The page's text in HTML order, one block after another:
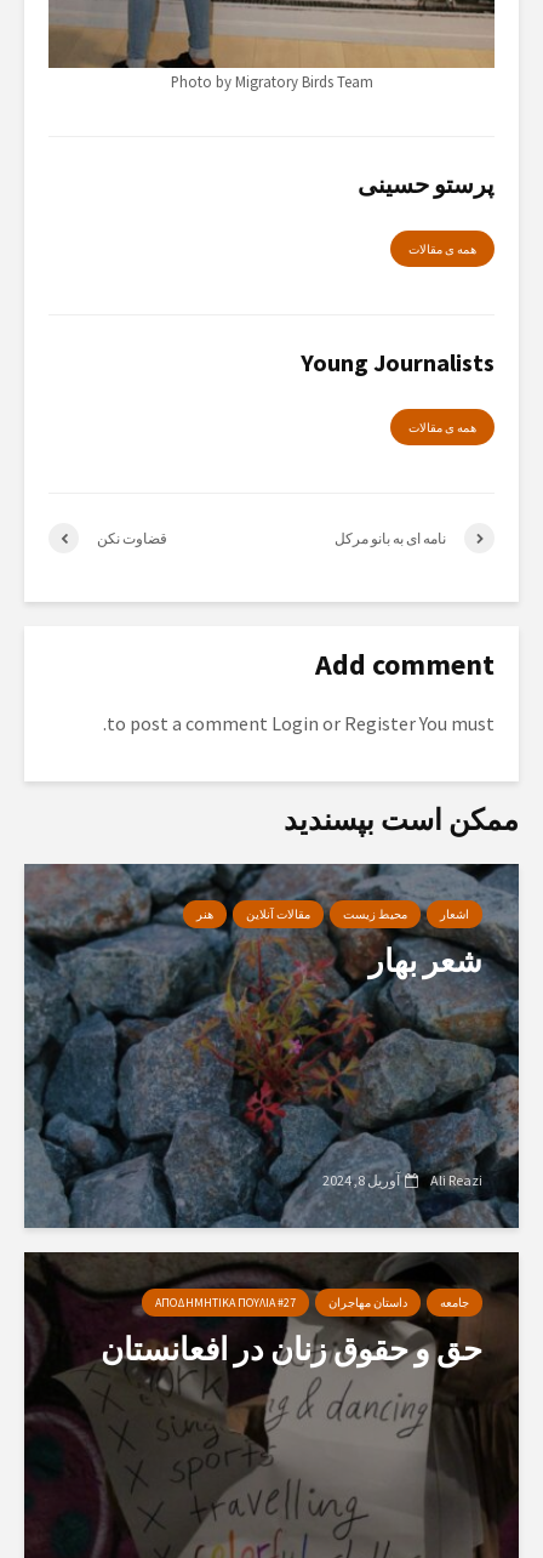
Photo by Migratory Birds Team
پرستو حسینی
همە ی مقالات
Young Journalists
همە ی مقالات
قضاوت نکن نامه ای به بانو مرکل
Add comment
You must
Register
Login
ممکن است بپسندید
اشعار محیط زیست مقالات آنلاین هنر
شعر بهار
Ali Reazi آوریل 8, 2024
جامعه داستان مهاجران ΑΠΟΔΗΜΗΤΙΚΑ ΠΟΥΛΙΑ #27
حق و حقوق زنان در افعانستان